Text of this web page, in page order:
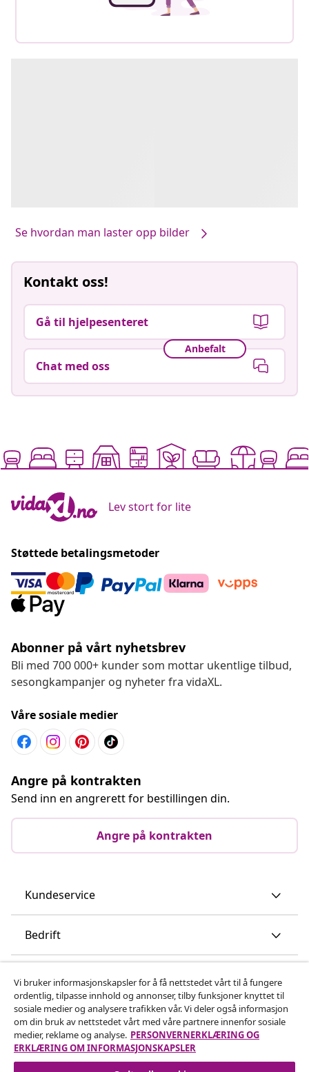
Se hvordan man laster opp bilder
Kontakt oss!
Gå til hjelpesenteret
Anbefalt
Chat med oss
Lev stort for lite
Støttede betalingsmetoder
Abonner på vårt nyhetsbrev
Bli med 700 000+ kunder som mottar ukentlige tilbud,
sesongkampanjer og nyheter fra vidaXL.
Våre sosiale medier
Angre på kontrakten
Send inn en angrerett for bestillingen din.
Angre på kontrakten
Kundeservice
Bedrift
Oppdag mer
Vi bruker informasjonskapsler for å få nettstedet vårt til å fungere
ordentlig, tilpasse innhold og annonser, tilby funksjoner knyttet til
sosiale medier og analysere trafikken vår. Vi deler også informasjon
om din bruk av nettstedet vårt med våre partnere innenfor sosiale
medier, reklame og analyse. PERSONVERNERKLÆRING OG
ERKLÆRING OM INFORMASJONSKAPSLER